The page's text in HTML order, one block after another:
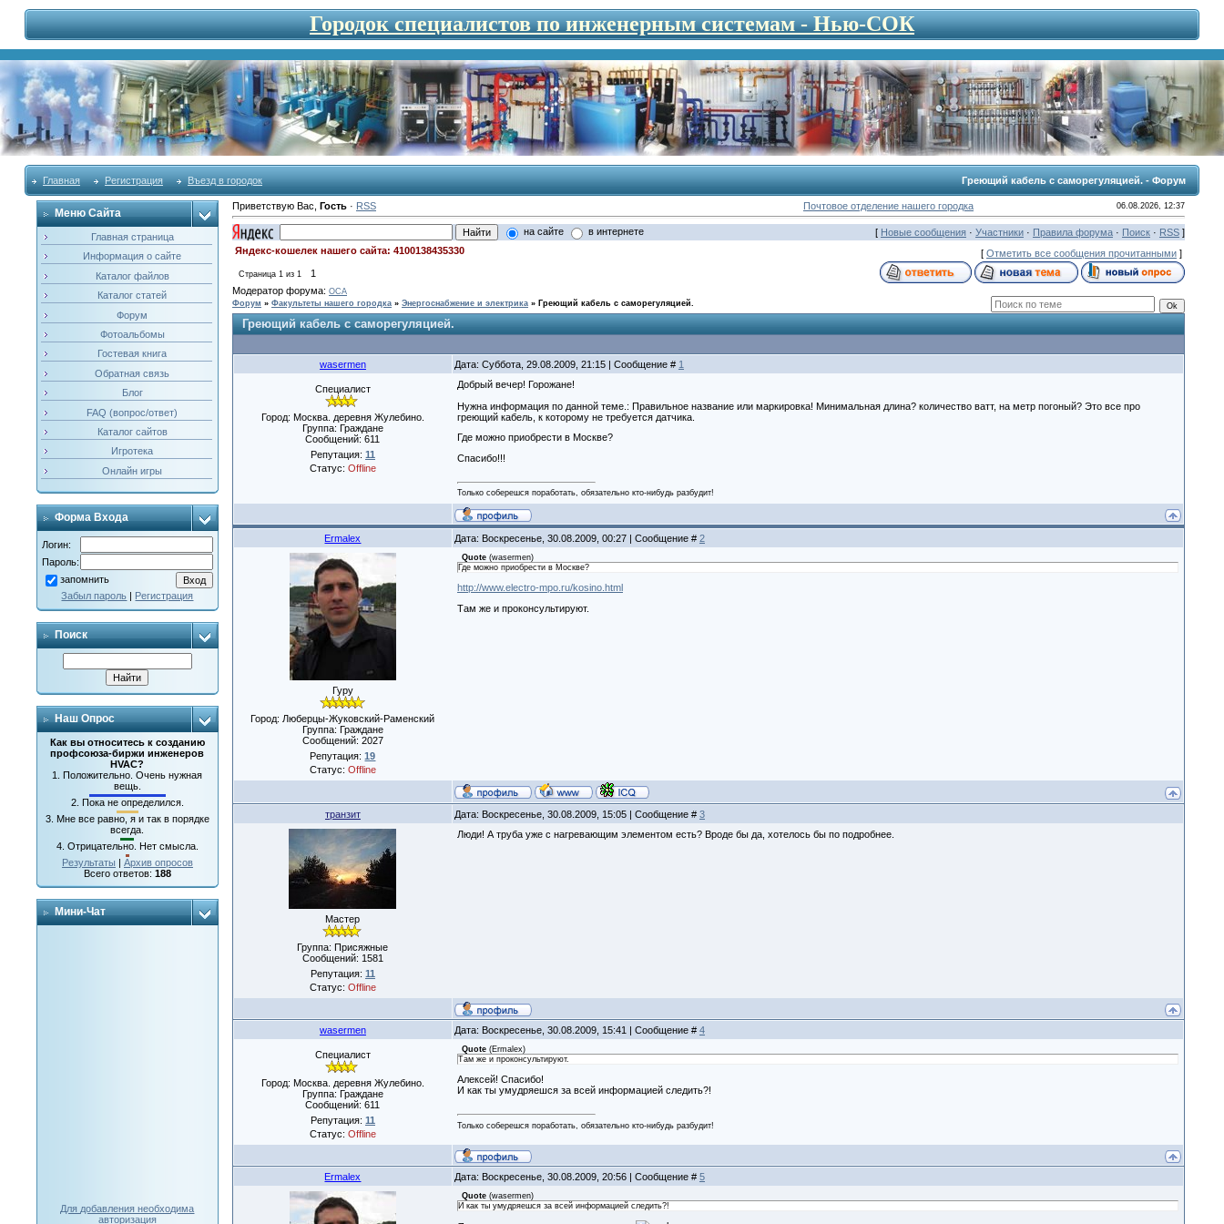
Городок специалистов по инженерным системам - Нью-СОК
Главная Регистрация Въезд в городок Греющий кабель с саморегуляцией. - Форум
Меню Сайта
Главная страница
Информация о сайте
Каталог файлов
Каталог статей
Форум
Фотоальбомы
Гостевая книга
Обратная связь
Блог
FAQ (вопрос/ответ)
Каталог сайтов
Игротека
Онлайн игры
Форма Входа
Логин:
Пароль:
запомнить
Забыл пароль | Регистрация
Поиск
Наш Опрос
Как вы относитесь к созданию
профсоюза-биржи инженеров
HVAC?
1.Положительно. Очень нужная
вещь.
2. Пока не определился.
3. Мне все равно, я и так в порядке
всегда.
4. Отрицательно. Нет смысла.
Результаты | Архив опросов
Всего ответов: 188
Мини-Чат
Для добавления необходима
авторизация
Приветствую Вас Гость· RSS Почтовое отделение нашего городка 06.08.2026, 12:37
на сайте в интернете [ Новые сообщения· Участники· Правила форума· Поиск· RSS]
Яндекс-кошелек нашего сайта: 4100138435330
[ Отметить все сообщения прочитанными]
Страница 1 из 1
1
Модератор форума: OCA
Форум » Факультеты нашего городка » Энергоснабжение и электрика » Греющий кабель с саморегуляцией.
Греющий кабель с саморегуляцией.
wasermen Дата: Суббота, 29.08.2009, 21:15 | Сообщение # 1
Специалист
Город: Москва. деревня Жулебино.
Группа: Граждане
Сообщений:611
Репутация: 11
Статус: Offline
Добрый вечер! Горожане!
Нужна информация по данной теме.: Правильное название или маркировка! Минимальная длина? количество ватт, на метр погоный? Это все про
греющий кабель, к которому не требуется датчика.
Где можно приобрести в Москве?
Спасибо!!!
Только соберешся поработать, обязательно кто-нибудь разбудит!
Ermalex Дата: Воскресенье, 30.08.2009, 00:27 | Сообщение # 2
Гуру
Город: Люберцы-Жуковский-Раменский
Группа: Граждане
Сообщений: 2027
Репутация:19
Статус: Offline
Quote(wasermen)
Где можно приобрести в Москве?
http://www.electro-mpo.ru/kosino.html
Там же и проконсультируют.
транзит Дата: Воскресенье, 30.08.2009, 15:05 | Сообщение # 3
Мастер
Группа: Присяжные
Сообщений: 1581
Репутация: 11
Статус: Offline
Люди! А труба уже с нагревающим элементом есть? Вроде бы да, хотелось бы по подробнее.
wasermen Дата: Воскресенье, 30.08.2009, 15:41 | Сообщение # 4
Специалист
Город: Москва. деревня Жулебино.
Группа: Граждане
Сообщений:611
Репутация: 11
Статус: Offline
Quote(Ermalex)
Там же и проконсультируют.
Алексей! Спасибо!
И как ты умудряешся за всей информацией следить?!
Только соберешся поработать, обязательно кто-нибудь разбудит!
Ermalex Дата: Воскресенье, 30.08.2009, 20:56 | Сообщение # 5
Quote(wasermen)
И как ты умудряешся за всей информацией следить?!